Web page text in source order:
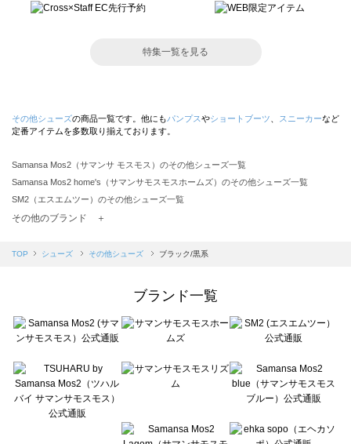
特集一覧を見る
その他シューズの商品一覧です。他にもパンプスやショートブーツ スニーカーなど
定番アイテムを多数取り揃えております。
Samansa Mos2（サマンサ モスモス）のその他シューズ一覧
Samansa Mos2 home's（サマンサモスモスホームズ）のその他シューズ一覧
SM2（エスエムツー）のその他シューズ一覧
Samansa Mos2 blue（サマンサモスモス ブルー）のその他シューズ一覧
sō4ū（ソウフォーユー）のその他シューズ一覧
Te chichi（テチチ）のその他シューズ一覧
Te chichi CLASSIC（テチチ クラシック）のその他シューズ一覧
Lugnoncure（ルノンキュール）のその他シューズ一覧
BETTY'S BLUE（べティーズブルー）のその他シューズ一覧
Wpc.（ワールドパーティー）のその他シューズ一覧
その他のブランド ＋
TOP シューズ その他シューズ ブラック/黒系
ブランド一覧